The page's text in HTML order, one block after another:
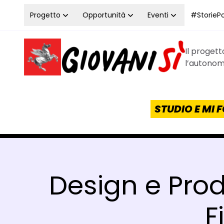
Vai al contenuto
Progetto Opportunità Eventi
Homepage Giovanisì - Progetto della Regione
Il
STUDIO E MI
Design e